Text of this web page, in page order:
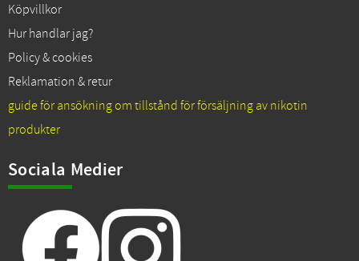
Köpvillkor
Hur handlar jag?
Policy & cookies
Reklamation & retur
guide för ansökning om tillstånd för försäljning av nikotin
produkter
Sociala Medier